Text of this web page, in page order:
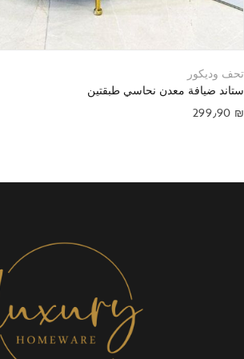
تحف وديكور
ستاند ضيافة معدن نحاسي طبقتين
299٫90 ₪